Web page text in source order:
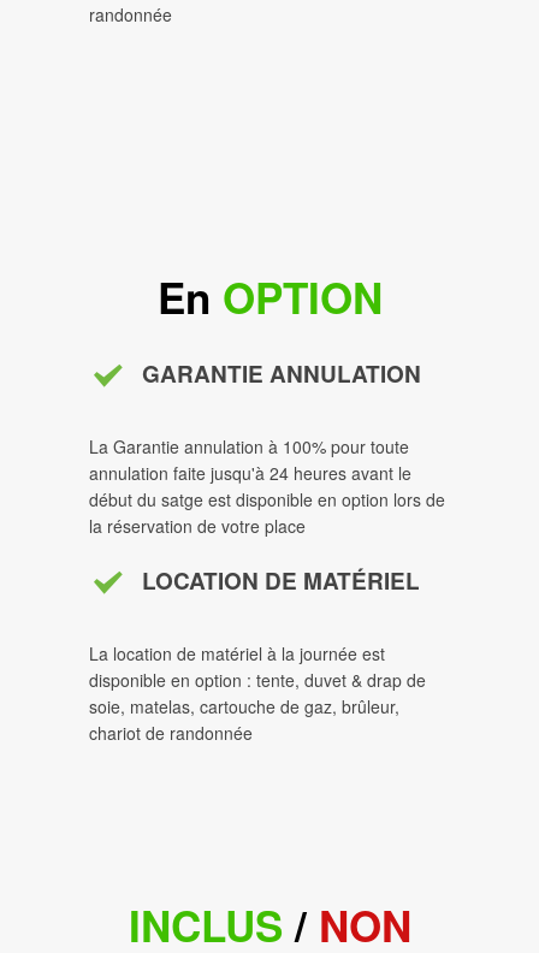
randonnée
En OPTION
GARANTIE ANNULATION
La Garantie annulation à 100% pour toute
annulation faite jusqu'à 24 heures avant le
début du satge est disponible en option lors de
la réservation de votre place
LOCATION DE MATÉRIEL
La location de matériel à la journée est
disponible en option : tente, duvet & drap de
soie, matelas, cartouche de gaz, brûleur,
chariot de randonnée
INCLUS / NON